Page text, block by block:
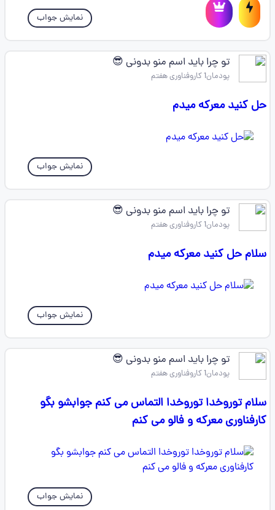
نمایش جواب
تو چرا باید اسم منو بدونی 😎
پودمان1 کاروفناوری هفتم
حل کنید معرکه میدم
نمایش جواب
تو چرا باید اسم منو بدونی 😎
پودمان1 کاروفناوری هفتم
سلام حل کنید معرکه میدم
نمایش جواب
تو چرا باید اسم منو بدونی 😎
پودمان1 کاروفناوری هفتم
سلام توروخدا توروخدا التماس می کنم جوابشو بگو
کارفناوری معرکه و فالو می کنم
نمایش جواب